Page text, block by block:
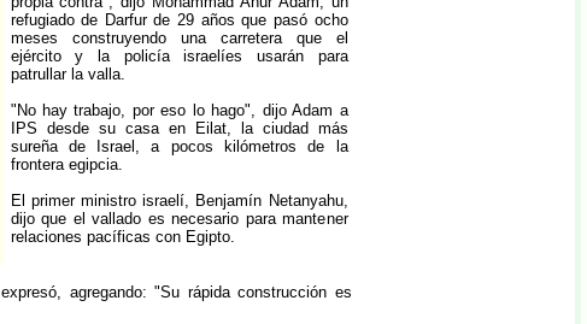
refugiado de Darfur de 29 años que pasó ocho
meses construyendo una carretera que el
ejército y la policía israelíes usarán para
patrullar la valla.
"No hay trabajo, por eso lo hago", dijo Adam a
IPS desde su casa en Eilat, la ciudad más
sureña de Israel, a pocos kilómetros de la
frontera egipcia.
El primer ministro israelí, Benjamín Netanyahu,
dijo que el vallado es necesario para mantener
relaciones pacíficas con Egipto.
agregando: "Su rápida construcción es